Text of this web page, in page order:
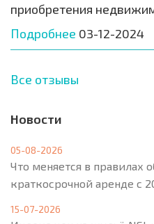
приобретения
Подробнее 03-12-2024
Все отзывы
Новости
05-08-2026
Что меняется в правилах
краткосрочной аренде с
15-07-2026